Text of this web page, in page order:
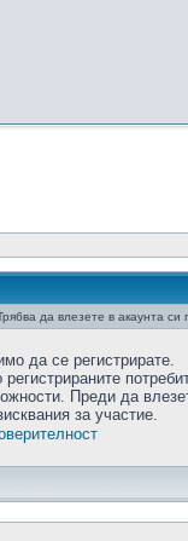
да влезете в акаунта
да се регистрирате.
Преди да
за участие.